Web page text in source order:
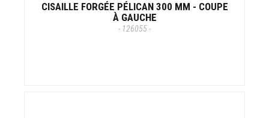
CISAILLE FORGÉE PÉLICAN 300 MM - COUPE
À GAUCHE
- 126055 -